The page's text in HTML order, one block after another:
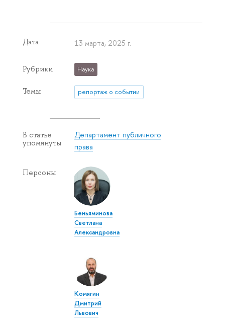
Дата 13 марта, 2025 г.
Рубрики Наука
Темы репортаж о событии
В статье
упомянуты
Департамент публичного
права
Персоны
Беньяминова
Светлана
Александровна
Комягин
Дмитрий
Львович